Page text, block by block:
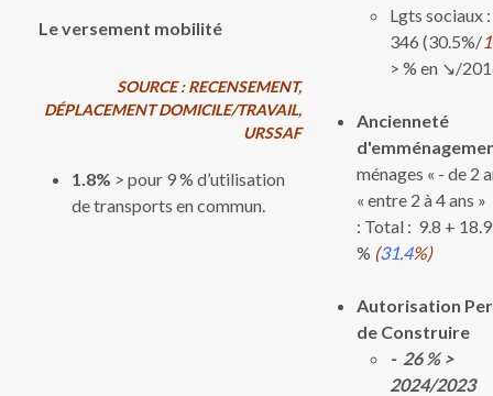
Le versement mobilité
SOURCE : RECENSEMENT,
DÉPLACEMENT DOMICILE/TRAVAIL,
URSSAF​​
1.8% > pour 9 % d’utilisation
de transports en commun.
Lgts sociaux
346 (30.5%/
> % en ↘/
Ancienneté
ménages « - de 2
« entre 2 à 4 ans »
: Total : 9.8 +
% (31.4%)
Autorisation
de Construire
- 26 %>
2024/2023